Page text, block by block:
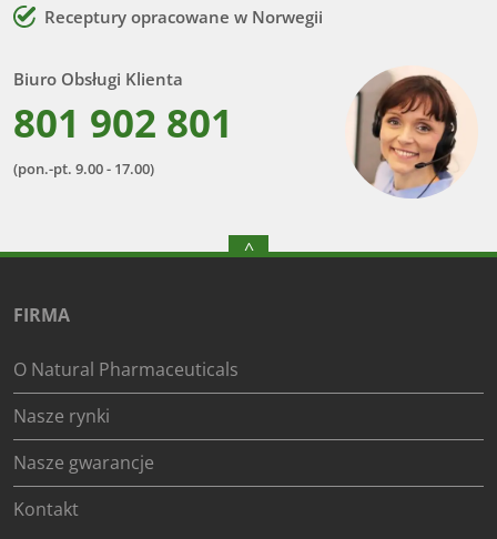
Receptury opracowane w Norwegii
Biuro Obsługi Klienta
801 902 801
(pon.-pt. 9.00 - 17.00)
^
FIRMA
O Natural Pharmaceuticals
Nasze rynki
Nasze gwarancje
Kontakt